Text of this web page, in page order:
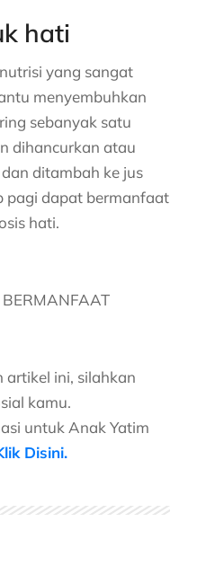
hati
yang sangat
menyembuhkan
sebanyak satu
dihancurkan atau
ditambah ke jus
pagi dapat bermanfaat
hati.
artikel ini, silahkan
kamu.
untuk Anak Yatim
Disini.